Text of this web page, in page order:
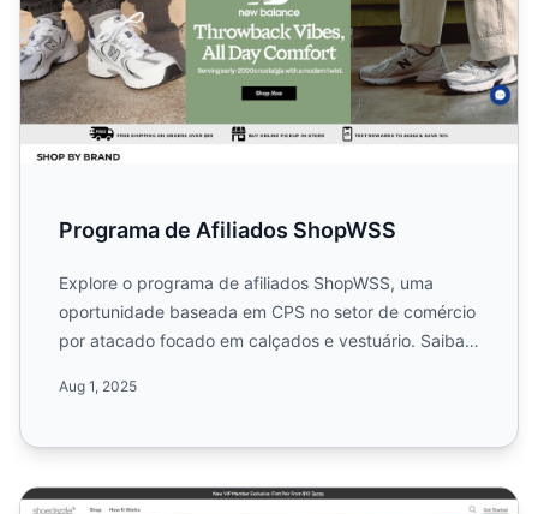
Programa de Afiliados ShopWSS
Explore o programa de afiliados ShopWSS, uma
oportunidade baseada em CPS no setor de comércio
por atacado focado em calçados e vestuário. Saiba
Aug 1, 2025
Programa de Afiliados ShoeDazzle